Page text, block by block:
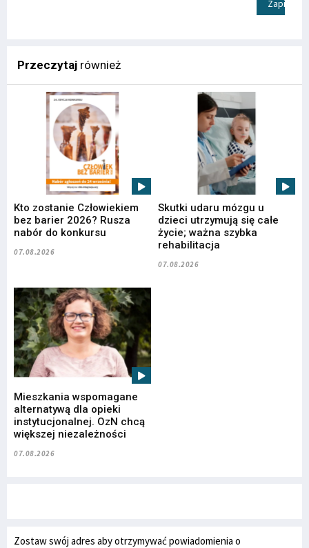
Zapisz
Przeczytaj również
Kto zostanie Człowiekiem
bez barier 2026? Rusza
nabór do konkursu
07.08.2026
Skutki udaru mózgu u
dzieci utrzymują się całe
życie; ważna szybka
rehabilitacja
07.08.2026
Mieszkania wspomagane
alternatywą dla opieki
instytucjonalnej. OzN chcą
większej niezależności
07.08.2026
Zostaw swój adres aby otrzymywać powiadomienia o